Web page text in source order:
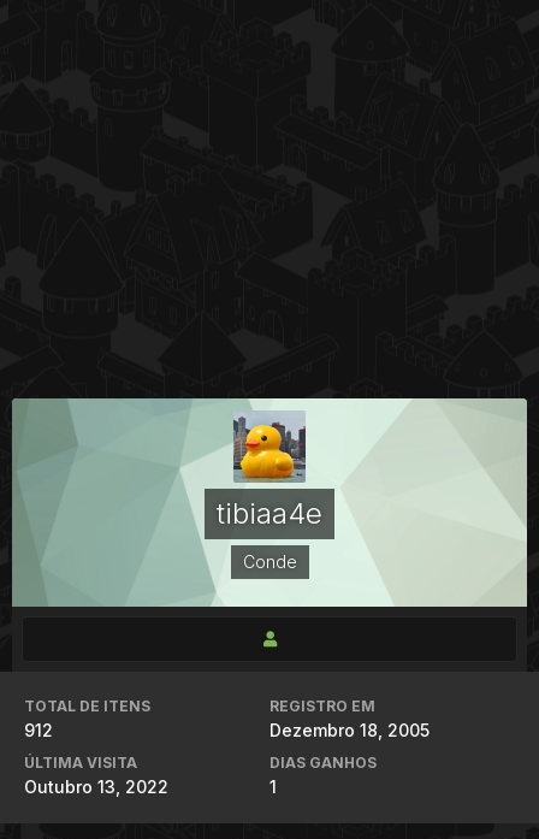
tibiaa4e
Conde
TOTAL DE ITENS
912
REGISTRO EM
Dezembro 18, 2005
ÚLTIMA VISITA
Outubro 13, 2022
DIAS GANHOS
1